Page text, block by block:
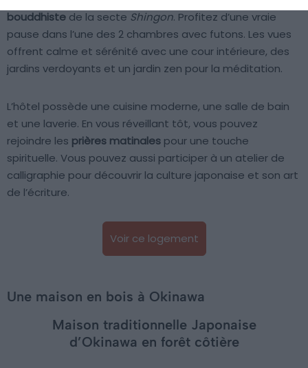
bouddhiste de la secte Shingon. Profitez d’une vraie
pause dans l’une des 2 chambres avec futons. Les vues
offrent calme et sérénité avec une cour intérieure, des
jardins verdoyants et un jardin zen pour la méditation.
L’hôtel possède une cuisine moderne, une salle de bain
et une laverie. En vous réveillant tôt, vous pouvez
rejoindre les prières matinales pour une touche
spirituelle. Vous pouvez aussi participer à un atelier de
calligraphie pour découvrir la culture japonaise et son art
de l’écriture.
Voir ce logement
Une maison en bois à Okinawa
Maison traditionnelle Japonaise
d’Okinawa en forêt côtière